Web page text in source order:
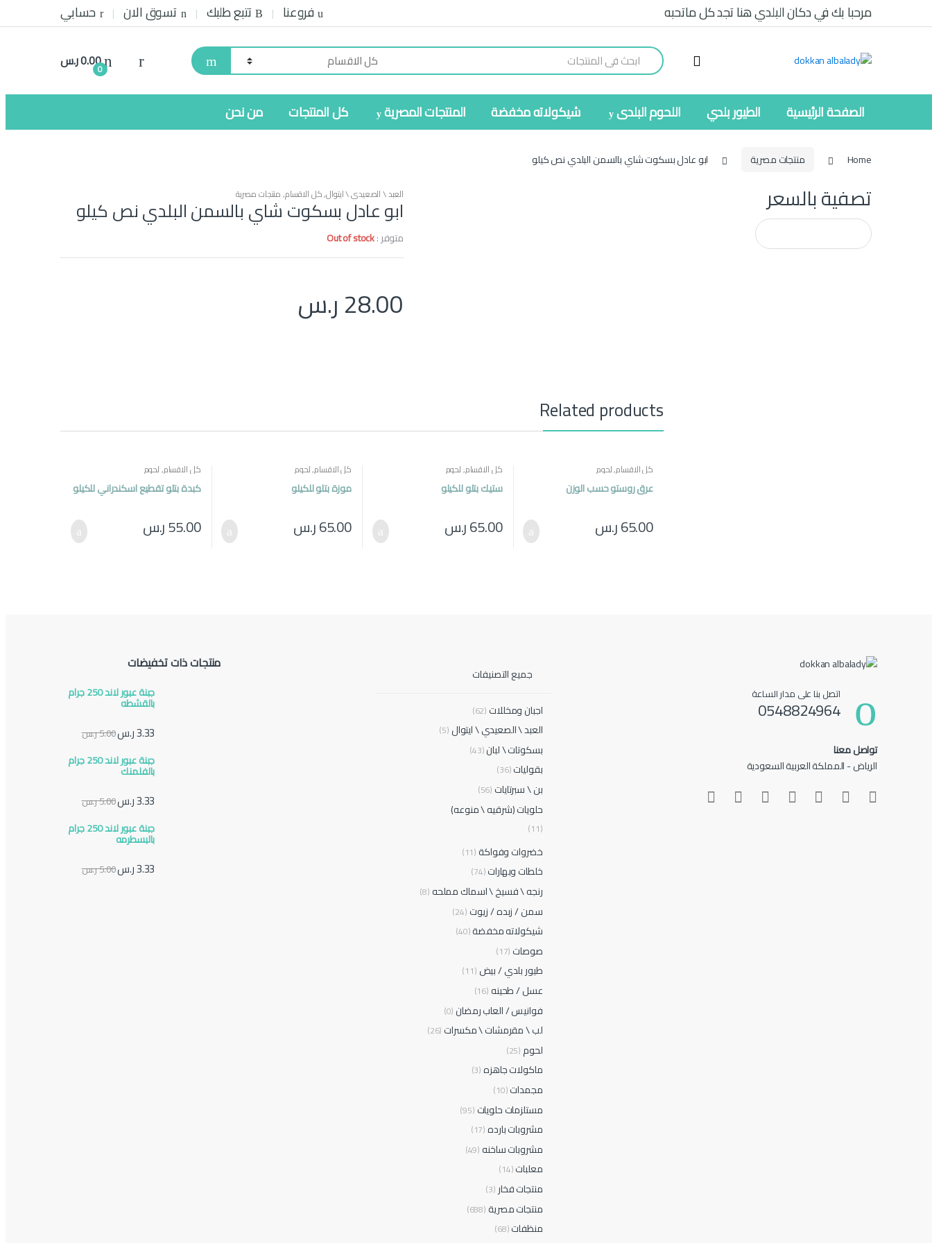
to
to
مرحبا بك في دكان البلدي هنا تجد كل ماتحبه فروعنا تتبع طلبك تسوق الان حسابي
Search
for:
0
0.00ر.س
الصفحة الرئيسية الطيور بلدي اللحوم البلدى شيكولاته مخفضة المنتجات المصرية كل المنتجات من نحن
Home منتجات مصرية ابو عادل بسكوت شاي بالسمن البلدي نص كيلو
العبد \ الصعيدي \ ايتوال,كل الاقسام,منتجات مصرية
ابو عادل بسكوت شاي بالسمن البلدي نص كيلو
متوفر :Out of stock
28.00ر.س
Related products
كل الاقسام,لحوم
عرق روستو حسب الوزن
65.00ر.س
كل الاقسام,لحوم
ستيك بتلو للكيلو
65.00ر.س
كل الاقسام,لحوم
موزة بتلو للكيلو
65.00ر.س
كل الاقسام,لحوم
كبدة بتلو تقطيع اسكندراني للكيلو
55.00ر.س
تصفية بالسعر
اتصل بنا على مدار الساعة
0548824964
تواصل معنا
الرياض - المملكة العربية السعودية
جميع التصنيفات
اجبان ومخللات (62)
العبد \ الصعيدي \ ايتوال(5)
بسكوتات \ لبان(43)
بقوليات(36)
بن \ سبرتايات (56)
حلويات (شرقيه \ منوعه)
(11)
خضروات وفواكة(11)
خلطات وبهارات(74)
رنجه \ فسيخ \ اسماك مملحه(8)
سمن / زبده / زيوت (24)
شيكولاته مخفضة(40)
صوصات (17)
طيور بلدي / بيض (11)
عسل / طحينه(16)
فوانيس / العاب رمضان(0)
لب \ مقرمشات \ مكسرات (26)
لحوم (25)
ماكولات جاهزه(3)
مجمدات(10)
مستلزمات حلويات (95)
مشروبات بارده(17)
مشروبات ساخنه(49)
معلبات(14)
منتجات فخار (3)
منتجات مصرية(688)
منظفات(68)
منتجات ذات تخفيضات
جبنة عبور لاند 250 جرام
بالقشطه
3.33ر.س5.00ر.س
جبنة عبور لاند 250 جرام
بالفلمنك
3.33ر.س5.00ر.س
جبنة عبور لاند 250 جرام
بالبسطرمه
3.33ر.س5.00ر.س